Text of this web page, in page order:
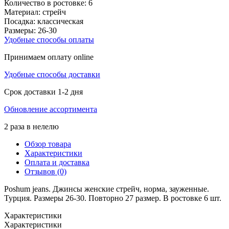
Количество в ростовке: 6
Материал: стрейч
Посадка: классическая
Размеры: 26-30
Удобные способы оплаты
Принимаем оплату online
Удобные способы доставки
Срок доставки 1-2 дня
Обновление ассортимента
2 раза в нелелю
Обзор товара
Характеристики
Оплата и доставка
Отзывов (0)
Poshum jeans. Джинсы женские стрейч, норма, зауженные.
Турция. Размеры 26-30. Повторно 27 размер. В ростовке 6 шт.
Характеристики
Характеристики